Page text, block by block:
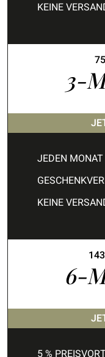
KEINE
3-
JEDEN MONAT
KEINE
6-
5 %